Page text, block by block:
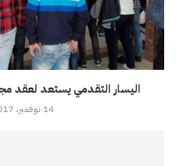
اليسار التقدمي يستعد لعقد
14 نوفمبر، 2017